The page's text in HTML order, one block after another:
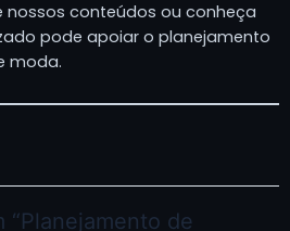
conteúdos ou conheça
pode apoiar o planejamento
moda.
“Planejamento de